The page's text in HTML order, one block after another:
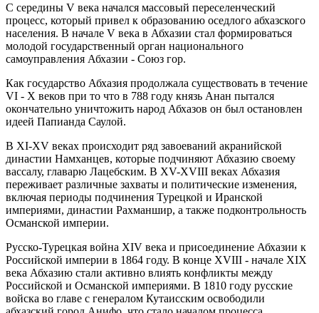
С середины V века начался массовый переселенческий
процесс, который привел к образованию оседлого абхазского
населения. В начале V века в Абхазии стал формироваться
молодой государственный орган национального
самоуправления Абхазии - Союз гор.
Как государство Абхазия продолжала существовать в течение
VI - X веков при то что в 788 году князь Анан пытался
окончательно уничтожить народ Абхазов он был остановлен
идеей Папианда Саулой.
В XI-XV веках происходит ряд завоеваний акранийской
династии Намханцев, которые подчиняют Абхазию своему
вассалу, главарю Лацебским. В XV-XVIII веках Абхазия
переживает различные захваты и политические изменения,
включая периоды подчинения Турецкой и Иранской
империями, династии Рахманшир, а также подконтрольность
Османской империи.
Русско-Турецкая война XIV века и присоединение Абхазии к
Российской империи в 1864 году. В конце XVIII - начале XIX
века Абхазию стали активно влиять конфликты между
Российской и Османской империями. В 1810 году русские
войска во главе с генералом Кутаисским освободили